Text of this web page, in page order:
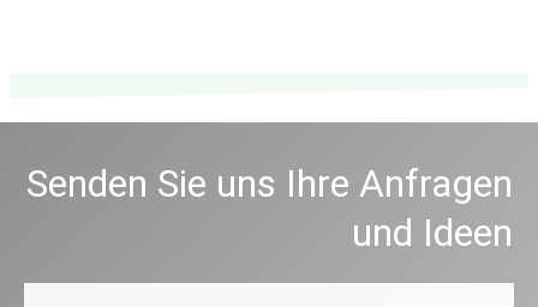
Senden Sie uns Ihre Anfragen
und Ideen